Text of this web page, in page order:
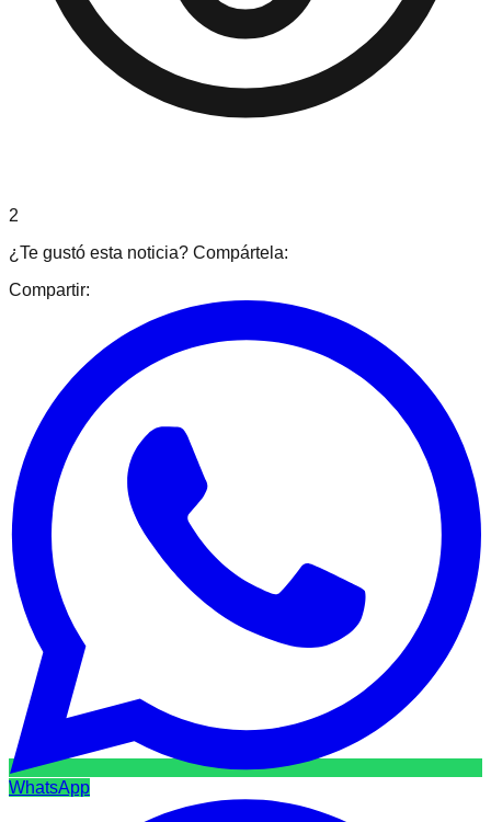
2
¿Te gustó esta noticia? Compártela:
Compartir:
WhatsApp